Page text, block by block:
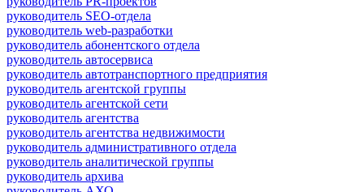
руководитель SEO-отдела
руководитель web-разработки
руководитель абонентского отдела
руководитель автосервиса
руководитель автотранспортного предприятия
руководитель агентской группы
руководитель агентской сети
руководитель агентства
руководитель агентства недвижимости
руководитель административного отдела
руководитель аналитической группы
руководитель архива